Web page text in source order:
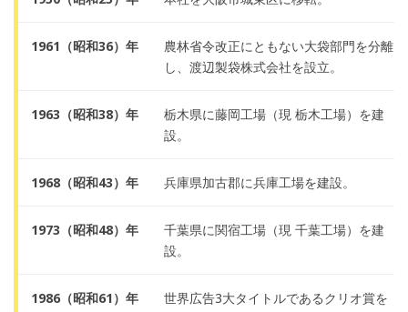
1961（昭和36）年
農林省令改正にともない大袋部門を分離
し、渡辺製袋株式会社を設立。
1963（昭和38）年
栃木県に藤岡工場（現 栃木工場）を建
設。
1968（昭和43）年 兵庫県加古郡に兵庫工場を建設。
1973（昭和48）年
千葉県に関宿工場（現 千葉工場）を建
設。
1986（昭和61）年
世界広告3大タイトルであるクリオ賞を